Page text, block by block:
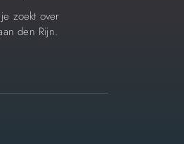
zoekt over
den Rijn.